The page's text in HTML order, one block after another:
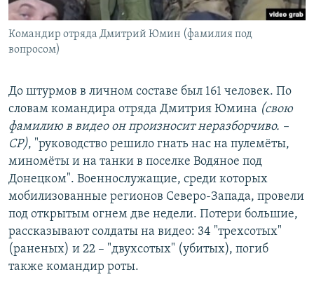
Командир отряда Дмитрий Юмин (фамилия под
вопросом)
До штурмов в личном составе был 161 человек. По
словам командира отряда Дмитрия Юмина (свою
фамилию в видео он произносит неразборчиво. –
СР), "руководство решило гнать нас на пулемёты,
миномёты и на танки в поселке Водяное под
Донецком". Военнослужащие, среди которых
мобилизованные регионов Северо-Запада, провели
под открытым огнем две недели. Потери большие,
рассказывают солдаты на видео: 34 "трехсотых"
(раненых) и 22 – "двухсотых" (убитых), погиб
также командир роты.